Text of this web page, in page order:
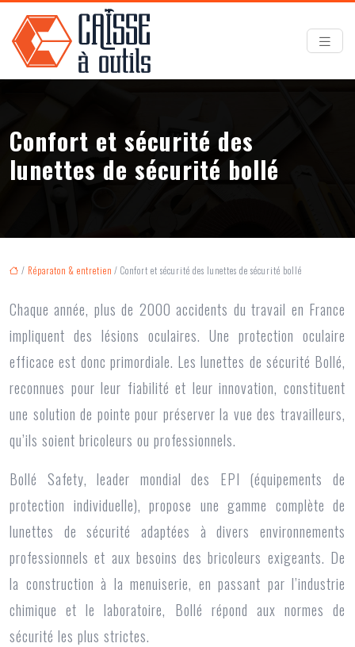
Confort et sécurité des
lunettes de sécurité bollé
/ Réparaton & entretien / Confort et sécurité des lunettes de sécurité bollé
Chaque année, plus de 2000 accidents du travail en France
impliquent des lésions oculaires. Une protection oculaire
efficace est donc primordiale. Les lunettes de sécurité Bollé,
reconnues pour leur fiabilité et leur innovation, constituent
une solution de pointe pour préserver la vue des travailleurs,
qu’ils soient bricoleurs ou professionnels.
Bollé Safety, leader mondial des EPI (équipements de
protection individuelle), propose une gamme complète de
lunettes de sécurité adaptées à divers environnements
professionnels et aux besoins des bricoleurs exigeants. De
la construction à la menuiserie, en passant par l’industrie
chimique et le laboratoire, Bollé répond aux normes de
sécurité les plus strictes.